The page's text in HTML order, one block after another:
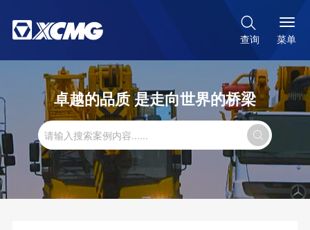

查询 菜单
卓越的品质 是走向世界的桥梁
